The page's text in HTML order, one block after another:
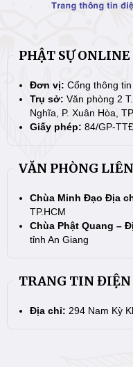
PHẬT SỰ ONLINE
Đơn vị: Cổng thông
Trụ sở: Văn phòng 2
Nghĩa, P. Xuân Hòa,
Giấy phép: 84/GP-
VĂN PHÒNG
Chùa Minh Đạo Địa
TP.HCM
Chùa Phật Quang –
tỉnh An Giang
TRANG TIN ĐIỆN
Địa chỉ: 294 Nam Kỳ